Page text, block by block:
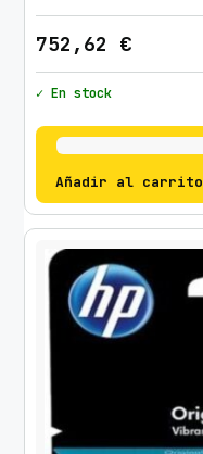
752,62 €
✓ En stock
Añadir al carrito